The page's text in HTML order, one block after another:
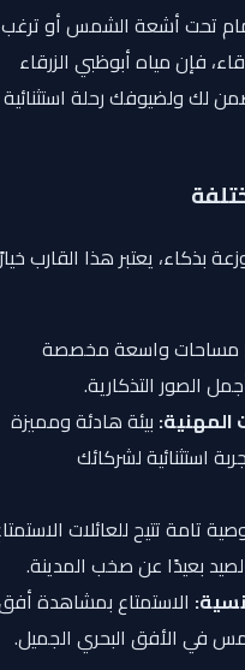
تحت أشعة الشمس أو ترغب
فإن مياه أبوظبي الزرقاء
لك ولضيوفك رحلة استثنائية
بذكاء، يعتبر هذا القارب خيارًا
واسعة مخصصة
الصور التذكارية.
بيئة هادئة ومميزة
استثنائية لشركائك
تامة تتيح للعائلات الاستمتاع
بعيدًا عن صخب المدينة.
الاستمتاع بمشاهدة أفق
في الأفق البحري الجميل.